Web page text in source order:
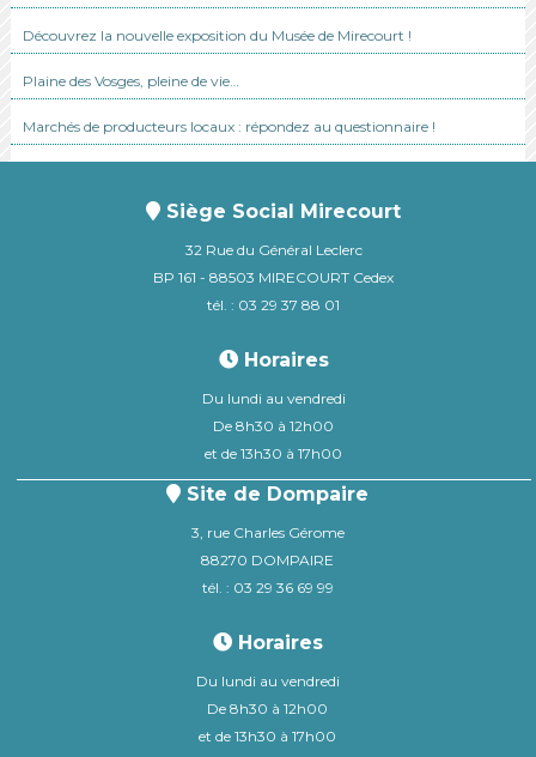
Découvrez la nouvelle exposition du Musée de Mirecourt !
Plaine des Vosges, pleine de vie…
Marchés de producteurs locaux : répondez au questionnaire !
Siège Social Mirecourt
32 Rue du Général Leclerc
BP 161 - 88503 MIRECOURT Cedex
tél. : 03 29 37 88 01
Horaires
Du lundi au vendredi
De 8h30 à 12h00
et de 13h30 à 17h00
Site de Dompaire
3, rue Charles Gérome
88270 DOMPAIRE
tél. : 03 29 36 69 99
Horaires
Du lundi au vendredi
De 8h30 à 12h00
et de 13h30 à 17h00